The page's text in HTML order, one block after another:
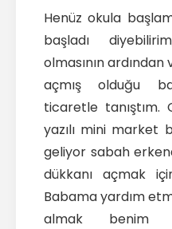
Henüz okula
başladı
olmasının
açmış olduğu
ticaretle tanıştım.
yazılı mini market
geliyor sabah
dükkanı açmak
Babama yardım
almak benim